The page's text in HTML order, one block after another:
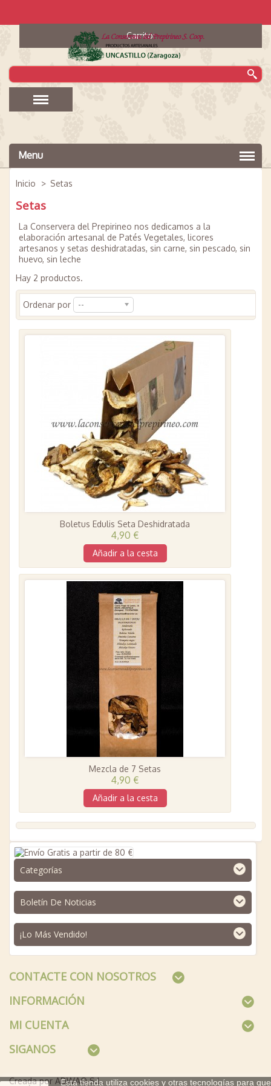
Menu
Carrito:
Inicio > Setas
Setas
La Conservera del Prepirineo nos dedicamos a la
elaboración artesanal de Patés Vegetales, licores
artesanos y setas deshidratadas, sin carne, sin pescado, sin
huevo, sin leche
Hay 2 productos.
Ordenar por --
Boletus Edulis Seta Deshidratada
4,90 €
Añadir a la cesta
Mezcla de 7 Setas
4,90 €
Añadir a la cesta
Categorías
Boletín De Noticias
¡Lo Más Vendido!
CONTACTE CON NOSOTROS
INFORMACIÓN
MI CUENTA
SIGANOS
Esta tienda utiliza cookies y otras tecnologías para que
Creada por ADWAO S.L.